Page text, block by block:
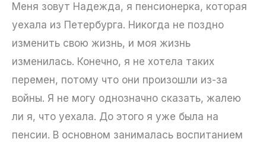
Меня зовут Надежда, я пенсионерка, которая
уехала из Петербурга. Никогда не поздно
изменить свою жизнь, и моя жизнь
изменилась. Конечно, я не хотела таких
перемен, потому что они произошли из-за
войны. Я не могу однозначно сказать, жалею
ли я, что уехала. До этого я уже была на
пенсии. В основном занималась воспитанием